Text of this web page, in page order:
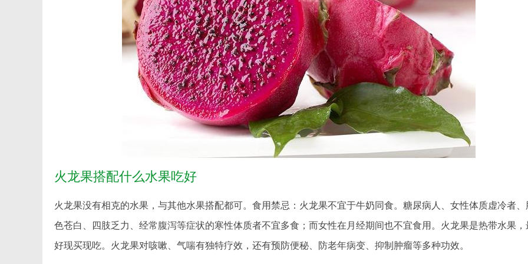
火龙果搭配什么水果吃好
火龙果没有相克的水果，与其他水果搭配都可。食用禁忌：火龙果不宜于牛奶同食。糖尿病人、女性体质虚冷者、
色苍白、四肢乏力、经常腹泻等症状的寒性体质者不宜多食；而女性在月经期间也不宜食用。火龙果是热带水果，
好现买现吃。火龙果对咳嗽、气喘有独特疗效，还有预防便秘、防老年病变、抑制肿瘤等多种功效。